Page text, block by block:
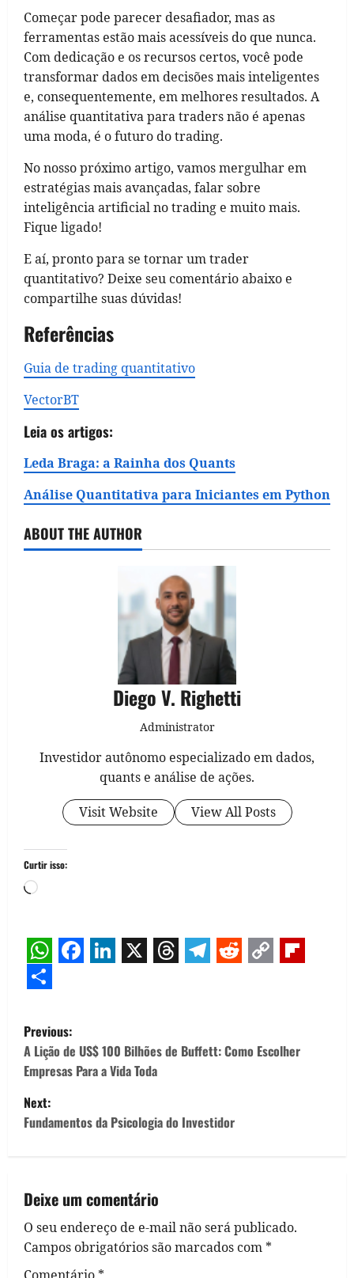
Começar pode parecer desafiador, mas as
ferramentas estão mais acessíveis do que nunca.
Com dedicação e os recursos certos, você pode
transformar dados em decisões mais inteligentes
e, consequentemente, em melhores resultados. A
análise quantitativa para traders não é apenas
uma moda, é o futuro do trading.
No nosso próximo artigo, vamos mergulhar em
estratégias mais avançadas, falar sobre
inteligência artificial no trading e muito mais.
Fique ligado!
E aí, pronto para se tornar um trader
quantitativo? Deixe seu comentário abaixo e
compartilhe suas dúvidas!
Referências
Guia de trading quantitativo
VectorBT
Leia os artigos:
Leda Braga: a Rainha dos Quants
Análise Quantitativa para Iniciantes em Python
ABOUT THE AUTHOR
Diego V. Righetti
Administrator
Investidor autônomo especializado em dados,
quants e análise de ações.
Visit Website
View All Posts
Curtir isso:
Carregando...
WhatsApp
Facebook
LinkedIn
X Threads
Telegram
Reddit
Copy
P
o
s
t
a
v
i
Previous:
A Lição de US$ 100 Bilhões de Buffett: Como Escolher
Empresas Para a Vida Toda
Next:
Fundamentos da Psicologia do Investidor
Deixe um comentário
O seu endereço de e-mail não será publicado.
Campos obrigatórios são marcados com *